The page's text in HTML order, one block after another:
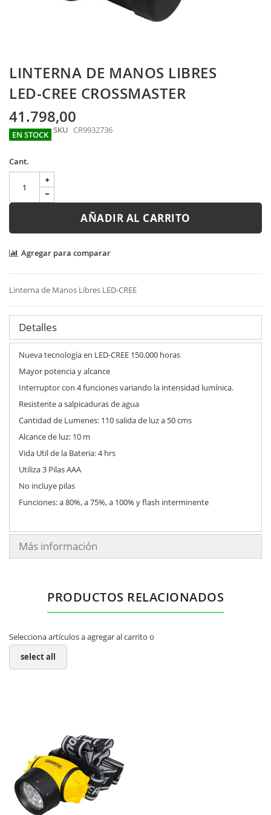
Skip
to
the
beginning
of
the
images
gallery
LINTERNA DE MANOS LIBRES
LED-CREE CROSSMASTER
41.798,00
EN STOCK SKU CR9932736
Cant.
AÑADIR AL CARRITO
Agregar para comparar
Linterna de Manos Libres LED-CREE
Detalles
Nueva tecnología en LED-CREE 150.000 horas
Mayor potencia y alcance
Interruptor con 4 funciones variando la intensidad lumínica.
Resistente a salpicaduras de agua
Cantidad de Lumenes: 110 salida de luz a 50 cms
Alcance de luz: 10 m
Vida Util de la Bateria: 4 hrs
Utiliza 3 Pilas AAA
No incluye pilas
Funciones: a 80%, a 75%, a 100% y flash interminente
Más información
PRODUCTOS RELACIONADOS
Selecciona artículos a agregar al carrito o
select all